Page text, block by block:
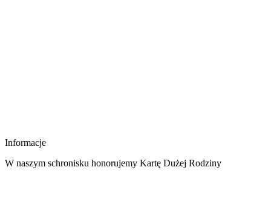
Informacje
W naszym schronisku honorujemy Kartę Dużej Rodziny